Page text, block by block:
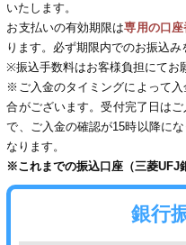
刷
印刷
印刷
印刷
刷
名刺印刷
・・休業日
いたします。
お支払いの有効期限は専用の口座
ります。必ず期限内でのお振込み
※振込手数料はお客様負担にてお
※ご入金のタイミングによって
合がございます。受付完了日は
で、ご入金の確認が15時以降に
なります。
※これまでの振込口座（三菱UFJ
銀行